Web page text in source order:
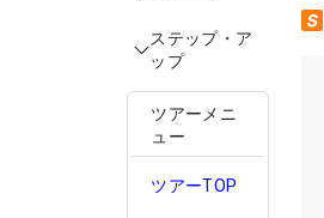
ステップ・ア
ップ
ツアーメニ
ュー
ツアーTOP